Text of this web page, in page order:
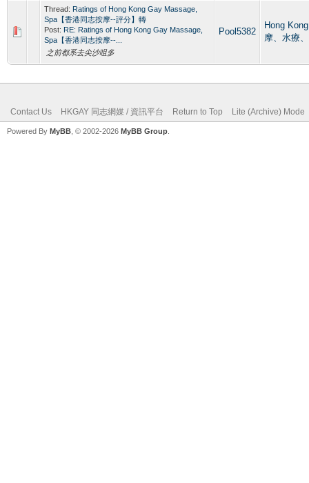
Thread: Ratings of Hong Kong Gay Massage,
Spa【香港同志按摩--評分】轉
Post: RE: Ratings of Hong Kong Gay Massage,
Spa【香港同志按摩--...
之前都系去尖沙咀多
Pool5382
Hong
摩、水療
Contact Us HKGAY 同志網媒 / 資訊平台 Return to Top Lite (Archive) Mode
Powered By MyBB , © 2002-2026 MyBB Group